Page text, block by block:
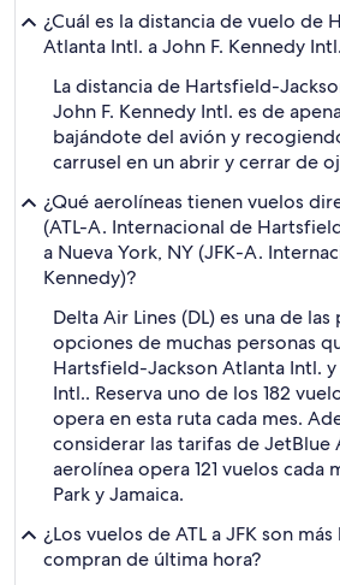
¿Cuál es la distancia de vuelo de
Atlanta Intl. a John F. Kennedy
La distancia de Hartsfield-
John F. Kennedy Intl. es de
bajándote del avión y
carrusel en un abrir y cerrar de
¿Qué aerolíneas tienen vuelos
(ATL-A. Internacional de
a Nueva York, NY (JFK-A.
Kennedy)?
Delta Air Lines (DL) es una de
opciones de muchas personas
Hartsfield-Jackson Atlanta Intl. y
Intl.. Reserva uno de los 182
opera en esta ruta cada mes.
considerar las tarifas de JetBlue
aerolínea opera 121 vuelos cada
Park y Jamaica.
¿Los vuelos de ATL a JFK son
compran de última hora?